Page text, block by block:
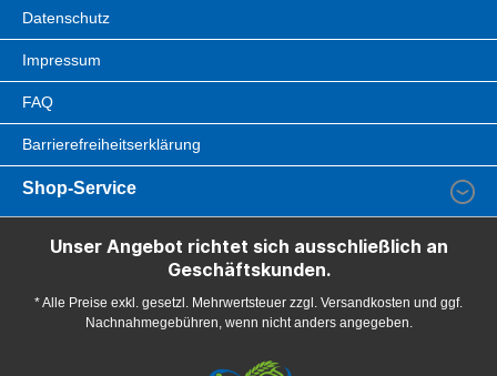
Datenschutz
Impressum
FAQ
Barrierefreiheitserklärung
Shop-Service
Unser Angebot richtet sich ausschließlich an
Geschäftskunden.
* Alle Preise exkl. gesetzl. Mehrwertsteuer zzgl. Versandkosten und ggf.
Nachnahmegebühren, wenn nicht anders angegeben.